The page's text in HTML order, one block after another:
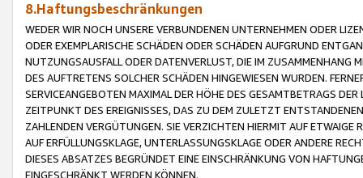
8.Haftungsbeschränkungen
WEDER WIR NOCH UNSERE VERBUNDENEN UNTERNEHMEN ODER
ODER EXEMPLARISCHE SCHÄDEN ODER SCHÄDEN AUFGRUND
NUTZUNGSAUSFALL ODER DATENVERLUST, DIE IM ZUSAMMENHANG
DES AUFTRETENS SOLCHER SCHÄDEN HINGEWIESEN WURDEN.
SERVICEANGEBOTEN MAXIMAL DER HÖHE DES GESAMTBETRAGS
ZEITPUNKT DES EREIGNISSES, DAS ZU DEM ZULETZT
ZAHLENDEN VERGÜTUNGEN. SIE VERZICHTEN HIERMIT AUF
AUF ERFÜLLUNGSKLAGE, UNTERLASSUNGSKLAGE ODER ANDERE
DIESES ABSATZES BEGRÜNDET EINE EINSCHRÄNKUNG VON
EINGESCHRÄNKT WERDEN KÖNNEN.